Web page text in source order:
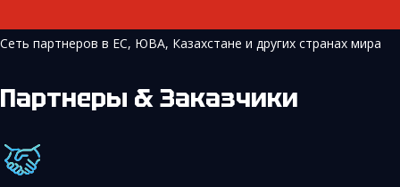
Сеть партнеров в ЕС, ЮВА, Казахстане и других странах мира
Партнеры & Заказчики